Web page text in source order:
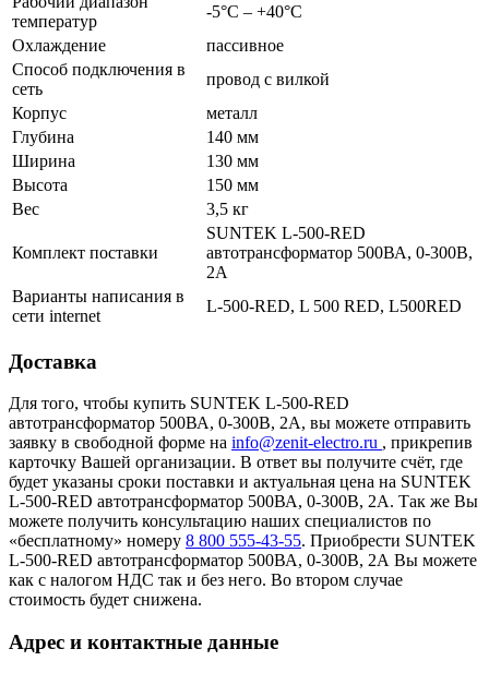
температур
-5°С – +40°С
Охлаждение
пассивное
Способ подключения в
сеть
провод с вилкой
Корпус
металл
Глубина
140 мм
Ширина
130 мм
Высота
150 мм
Вес
3,5 кг
Комплект поставки
SUNTEK L-500-RED
автотрансформатор 500ВА, 0-300В,
2А
Варианты написания в
сети internet
L-500-RED, L 500 RED, L500RED
Доставка
Для того, чтобы купить SUNTEK L-500-RED
автотрансформатор 500ВА, 0-300В, 2А, вы можете отправить
заявку в свободной форме на info@zenit-electro.ru , прикрепив
карточку Вашей организации. В ответ вы получите счёт, где
будет указаны сроки поставки и актуальная цена на SUNTEK
L-500-RED автотрансформатор 500ВА, 0-300В, 2А. Так же Вы
можете получить консультацию наших специалистов по
«бесплатному» номеру 8 800 555-43-55. Приобрести SUNTEK
L-500-RED автотрансформатор 500ВА, 0-300В, 2А Вы можете
как с налогом НДС так и без него. Во втором случае
стоимость будет снижена.
Адрес и контактные данные